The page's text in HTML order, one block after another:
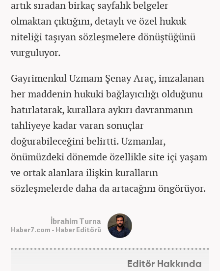
artık sıradan birkaç sayfalık belgeler
olmaktan çıktığını, detaylı ve özel hukuk
niteliği taşıyan sözleşmelere dönüştüğünü
vurguluyor.
Gayrimenkul Uzmanı Şenay Araç, imzalanan
her maddenin hukuki bağlayıcılığı olduğunu
hatırlatarak, kurallara aykırı davranmanın
tahliyeye kadar varan sonuçlar
doğurabileceğini belirtti. Uzmanlar,
önümüzdeki dönemde özellikle site içi yaşam
ve ortak alanlara ilişkin kuralların
sözleşmelerde daha da artacağını öngörüyor.
İbrahim Turna
Haber7.com - Haber Editörü
Editör Hakkında